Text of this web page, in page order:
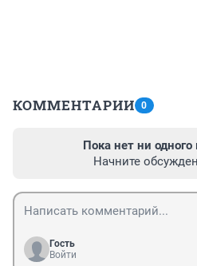
КОММЕНТАРИИ 0
Пока нет ни
Начните
Гость
Войти